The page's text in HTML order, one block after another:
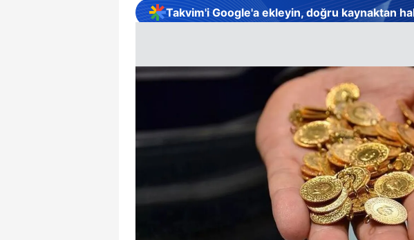
Takvim'i Google'a ekleyin, doğru kaynaktan